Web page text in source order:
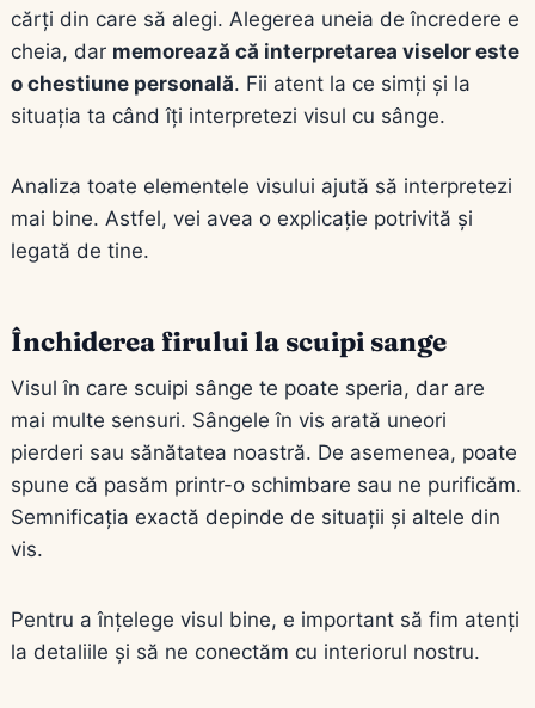
cărți din care să alegi. Alegerea uneia de încredere e
cheia, dar memorează că interpretarea viselor este
o chestiune personală. Fii atent la ce simți și la
situația ta când îți interpretezi visul cu sânge.
Analiza toate elementele visului ajută să interpretezi
mai bine. Astfel, vei avea o explicație potrivită și
legată de tine.
Închiderea firului la scuipi sange
Visul în care scuipi sânge te poate speria, dar are
mai multe sensuri. Sângele în vis arată uneori
pierderi sau sănătatea noastră. De asemenea, poate
spune că pasăm printr-o schimbare sau ne purificăm.
Semnificația exactă depinde de situații și altele din
vis.
Pentru a înțelege visul bine, e important să fim atenți
la detaliile și să ne conectăm cu interiorul nostru.